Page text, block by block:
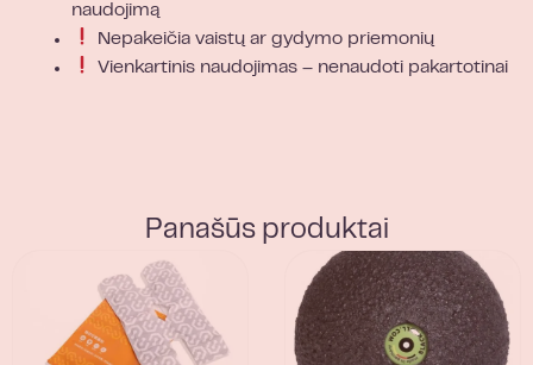
naudojimą
Nepakeičia vaistų ar gydymo priemonių
Vienkartinis naudojimas – nenaudoti pakartotinai
Panašūs produktai